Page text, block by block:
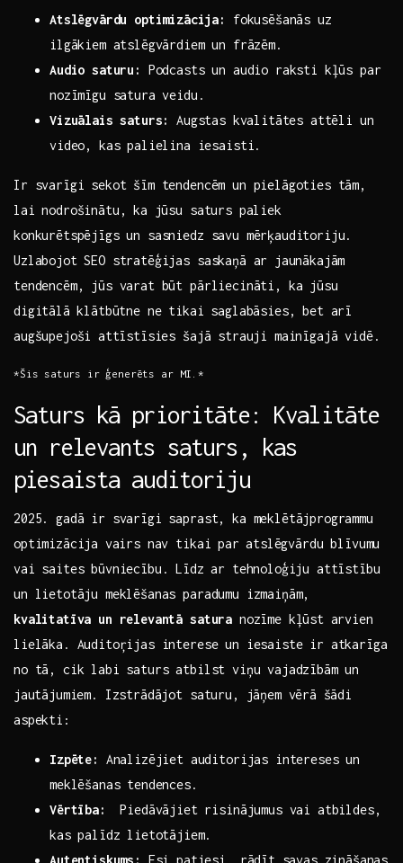
Atslēgvārdu optimizācija:
fokusēšanās ‌uz
ilgākiem atslēgvārdiem un frāzēm.
Audio saturu:
‌Podcasts un audio raksti kļūs​ par
nozīmīgu satura ​veidu.
Vizuālais saturs:
Augstas⁣ kvalitātes ‍attēli un
video, kas palielina iesaisti.
Ir​ svarīgi sekot šīm tendencēm un pielāgoties tām,
lai nodrošinātu, ⁣ka jūsu saturs paliek
konkurētspējīgs un sasniedz‍ savu mērķauditoriju.
Uzlabojot SEO stratēģijas saskaņā ar⁣ jaunākajām
tendencēm, ​jūs varat būt pārliecināti, ka jūsu
digitālā ⁣klātbūtne ne tikai saglabāsies, bet arī
augšupejoši⁤ attīstīsies šajā strauji mainīgajā ‍vidē.
*Šis⁢ saturs ir ģenerēts ar MI.*
Saturs ‌kā ‍prioritāte: Kvalitāte‌
un relevants saturs, kas
piesaista auditoriju
2025. gadā ir svarīgi saprast, ka meklētājprogrammu
optimizācija⁢ vairs nav tikai ⁣par ⁣atslēgvārdu blīvumu
vai saites būvniecību. ‌Līdz ⁣ar tehnoloģiju ‌attīstību
un ​lietotāju ‍meklēšanas paradumu izmaiņām, ‍
kvalitatīva un relevantā satura nozīme kļūst ⁣arvien‍
lielāka.​ Auditoŗijas interese un iesaiste ‌ir ​atkarīga
no‌ tā, ​cik labi saturs atbilst viņu vajadzībām un
⁣jautājumiem. Izstrādājot saturu, jāņem vērā ⁤šādi
aspekti:
Izpēte:
Analizējiet auditorijas intereses un
meklēšanas tendences.
Vērtība:
‍ Piedāvājiet risinājumus vai atbildes,‌
kas palīdz lietotājiem.